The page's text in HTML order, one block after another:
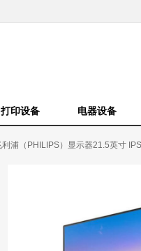
打印设备 电器设备
利浦（PHILIPS）显示器21.5英寸